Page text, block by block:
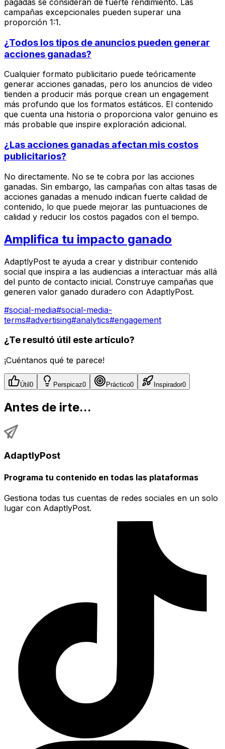
campañas excepcionales pueden superar una
proporción 1:1.
¿Todos los tipos de anuncios pueden generar
acciones ganadas?
Cualquier formato publicitario puede teóricamente
generar acciones ganadas, pero los anuncios de video
tienden a producir más porque crean un engagement
más profundo que los formatos estáticos. El contenido
que cuenta una historia o proporciona valor genuino es
más probable que inspire exploración adicional.
¿Las acciones ganadas afectan mis costos
publicitarios?
No directamente. No se te cobra por las acciones
ganadas. Sin embargo, las campañas con altas tasas de
acciones ganadas a menudo indican fuerte calidad de
contenido, lo que puede mejorar las puntuaciones de
calidad y reducir los costos pagados con el tiempo.
Amplifica tu impacto ganado
AdaptlyPost te ayuda a crear y distribuir contenido
social que inspira a las audiencias a interactuar más allá
del punto de contacto inicial. Construye campañas que
generen valor ganado duradero con AdaptlyPost.
#social-media#social-media-
terms#advertising#analytics#engagement
¿Te resultó útil este artículo?
¡Cuéntanos qué te parece!
Útil 0 Perspicaz0 Práctico0 Inspirador0
Antes de irte...
AdaptlyPost
Programa tu contenido en todas las plataformas
Gestiona todas tus cuentas de redes sociales en un solo
lugar con AdaptlyPost.